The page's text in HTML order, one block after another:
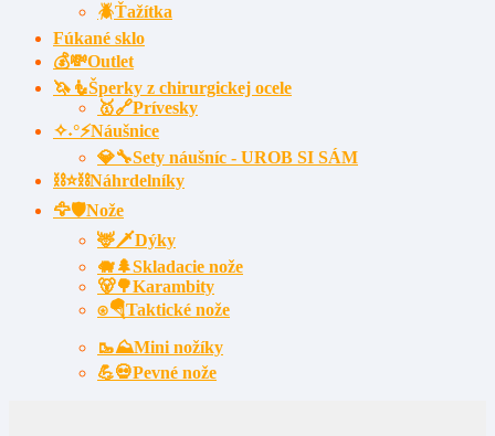
🪲Ťažítka
Fúkané sklo
💰💸Outlet
🦄🧜Šperky z chirurgickej ocele
🥇🔗Prívesky
✧˖°⚡Náušnice
💎🔧Sety náušníc - UROB SI SÁM
⛓⭐⛓️Náhrdelníky
🦅🛡️Nože
🦌🗡Dýky
🐗🌲Skladacie nože
🐻🌳Karambity
⍟🪂Taktické nože
🥾⛰️Mini nožíky
💪💀Pevné nože